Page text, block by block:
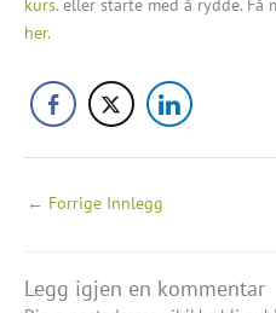
kurs.eller starte med å rydde. Få
her.
← Forrige Innlegg
Legg igjen en kommentar